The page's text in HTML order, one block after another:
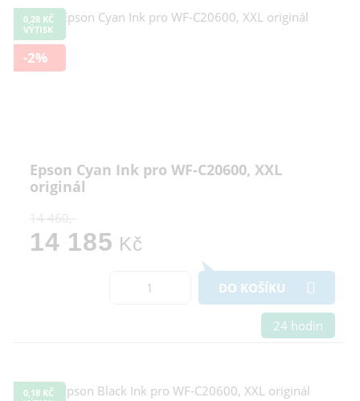
0,28 KČ
VÝTISK
-2%
Epson Cyan Ink pro WF-C20600, XXL
originál
14 460,-
14 185 Kč
DO KOŠÍKU
24 hodin
0,18 KČ